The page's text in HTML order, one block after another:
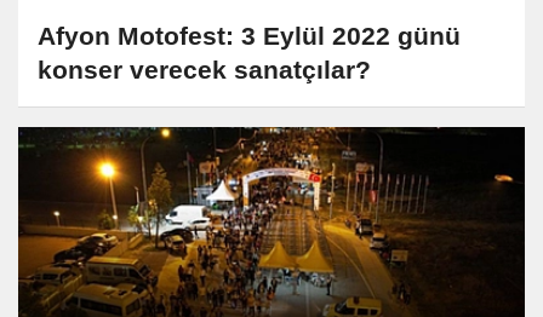
Afyon Motofest: 3 Eylül 2022 günü
konser verecek sanatçılar?